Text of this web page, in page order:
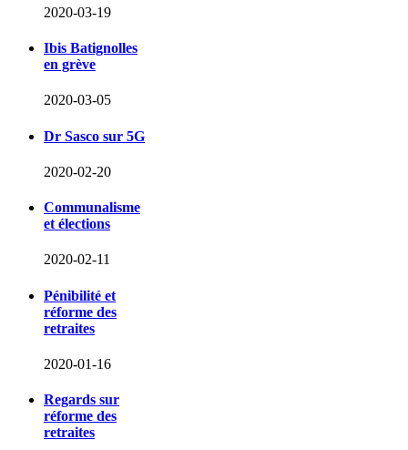
2020-03-19
Ibis Batignolles
en grève
2020-03-05
Dr Sasco sur 5G
2020-02-20
Communalisme
et élections
2020-02-11
Pénibilité et
réforme des
retraites
2020-01-16
Regards sur
réforme des
retraites